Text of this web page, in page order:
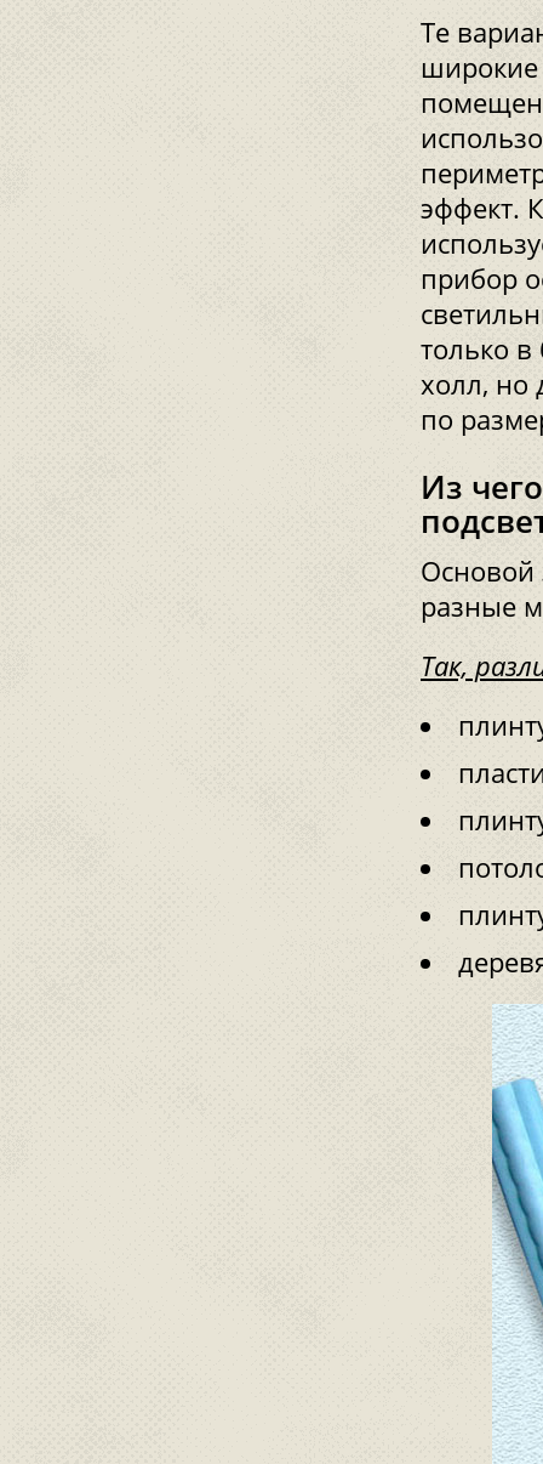
Те
широкие
эффект.
прибор
только
холл, но
по
Из
Основой
разные
Так,